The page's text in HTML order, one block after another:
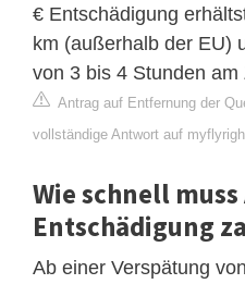
€ Entschädigung
km (außerhalb der EU)
von 3 bis 4 Stunden am
Antrag auf Entfernung der
vollständige Antwort auf
Wie schnell
Entschädigung
Ab einer Verspätung